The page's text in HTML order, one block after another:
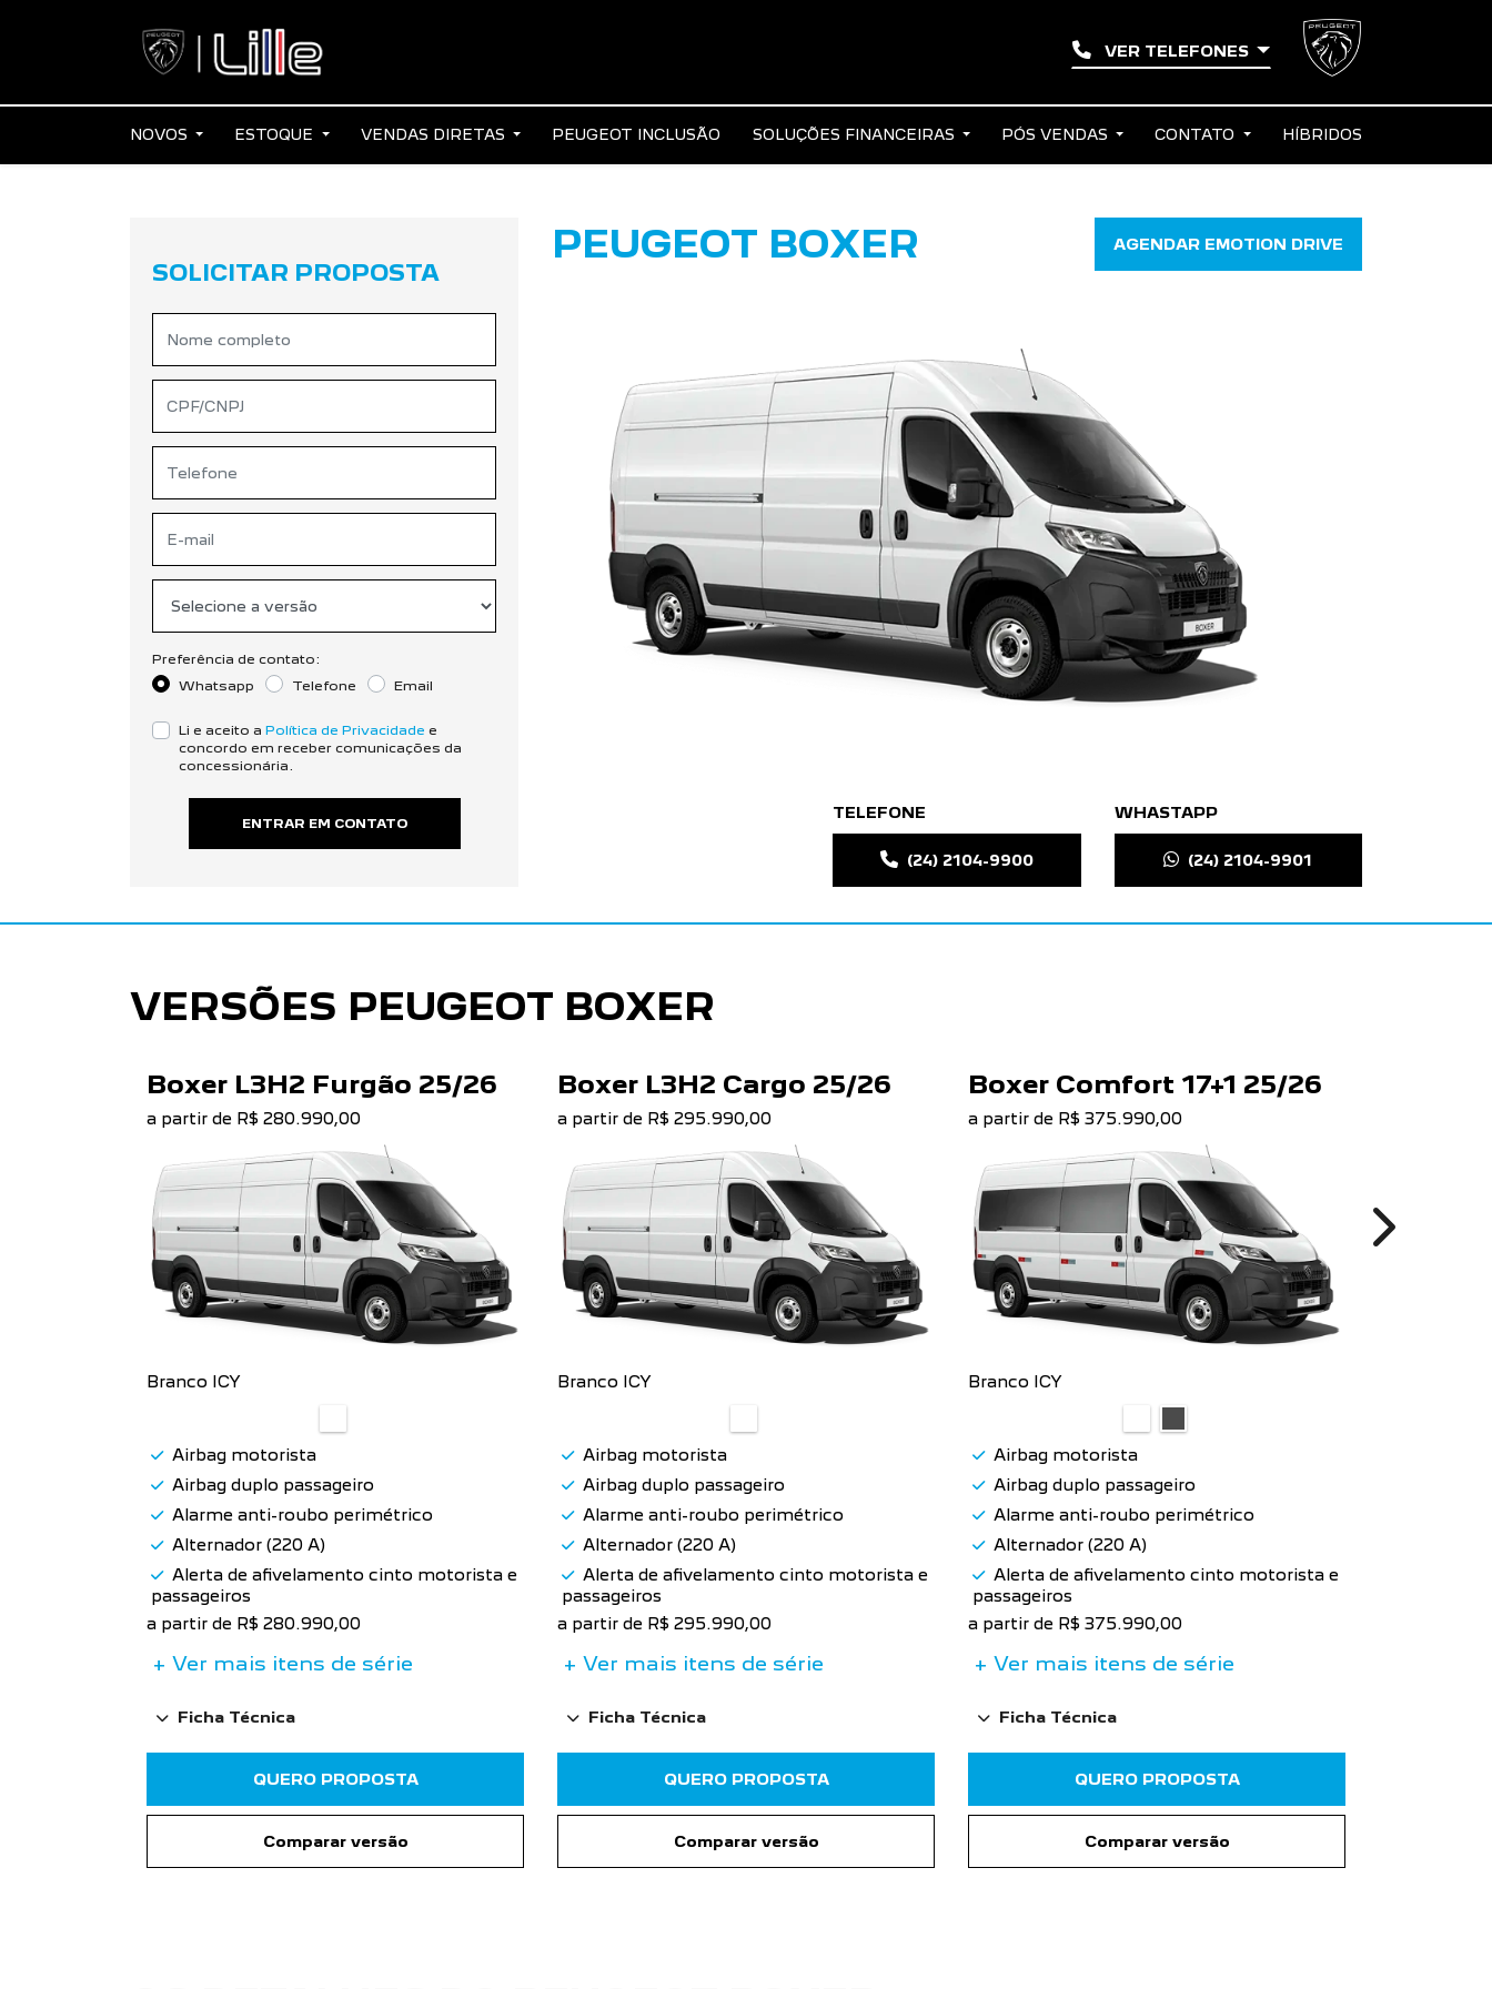
VER TELEFONES
NOVOS ESTOQUE VENDAS DIRETAS PEUGEOT INCLUSÃO SOLUÇÕES FINANCEIRAS PÓS VENDAS CONTATO HÍBRIDOS
SOLICITAR PROPOSTA
Preferência de contato:
Whatsapp
Telefone Email
Li e aceito a Política de Privacidade e
concordo em receber comunicações da
concessionária.
ENTRAR EM CONTATO
PEUGEOT BOXER AGENDAR EMOTION DRIVE
TELEFONE
(24) 2104-9900
WHASTAPP
(24) 2104-9901
VERSÕES PEUGEOT BOXER
Boxer L3H2 Furgão 25/26
a partir de R$ 280.990,00
Branco ICY
Airbag motorista
Airbag duplo passageiro
Alarme anti-roubo perimétrico
Alternador (220 A)
Alerta de afivelamento cinto motorista e
passageiros
a partir de R$ 280.990,00
+ Ver mais itens de série
Ficha Técnica
QUERO PROPOSTA
Comparar versão
Boxer L3H2 Cargo 25/26
a partir de R$ 295.990,00
Branco ICY
Airbag motorista
Airbag duplo passageiro
Alarme anti-roubo perimétrico
Alternador (220 A)
Alerta de afivelamento cinto motorista e
passageiros
a partir de R$ 295.990,00
+ Ver mais itens de série
Ficha Técnica
QUERO PROPOSTA
Comparar versão
Boxer Comfort 17+1 25/26
a partir de R$ 375.990,00
Branco ICY
Airbag motorista
Airbag duplo passageiro
Alarme anti-roubo perimétrico
Alternador (220 A)
Alerta de afivelamento cinto motorista e
passageiros
a partir de R$ 375.990,00
+ Ver mais itens de série
Ficha Técnica
QUERO PROPOSTA
Comparar versão
Next